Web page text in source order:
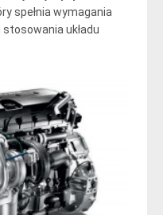
spełnia wymagania
układu